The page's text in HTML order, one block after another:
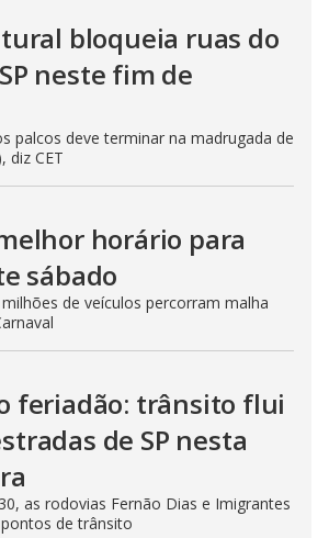
bloqueia ruas do
neste fim de
palcos deve terminar na madrugada de
diz CET
horário para
sábado
de veículos percorram malha
feriadão: trânsito flui
de SP nesta
as rodovias Fernão Dias e Imigrantes
de trânsito